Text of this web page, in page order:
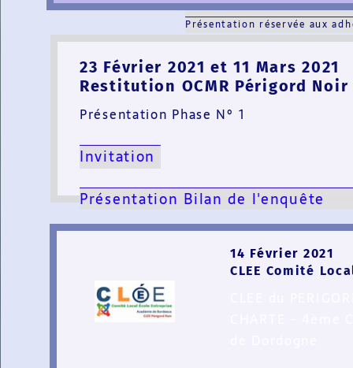
Présentation réservée aux
23 Février 2021 et 11 Mars 2021
Restitution OCMR Périgord Noir
Présentation Phase N° 1
Invitation
Présentation Bilan de
14 Février 2021
CLEE Comité